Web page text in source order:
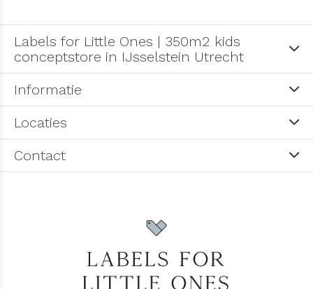
Labels for Little Ones | 350m2 kids
conceptstore in IJsselstein Utrecht
Informatie
Locaties
Contact